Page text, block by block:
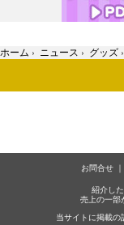
ホーム › ニュース › グッズ ›
お問合せ
紹介し
売上の一部
当サイトに掲載の